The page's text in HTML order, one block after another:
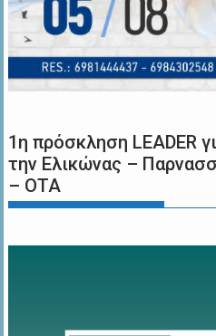
1η πρόσκληση LEADER
την Ελικώνας –
– ΟΤΑ